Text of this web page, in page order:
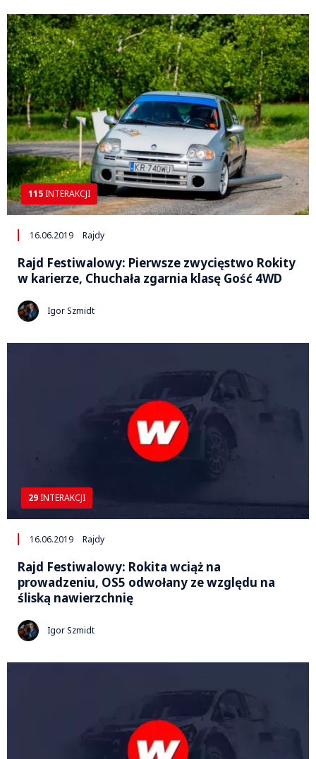
115 INTERAKCJI
16.06.2019 Rajdy
Rajd Festiwalowy: Pierwsze zwycięstwo Rokity
w karierze, Chuchała zgarnia klasę Gość 4WD
Igor Szmidt
29 INTERAKCJI
16.06.2019 Rajdy
Rajd Festiwalowy: Rokita wciąż na
prowadzeniu, OS5 odwołany ze względu na
śliską nawierzchnię
Igor Szmidt